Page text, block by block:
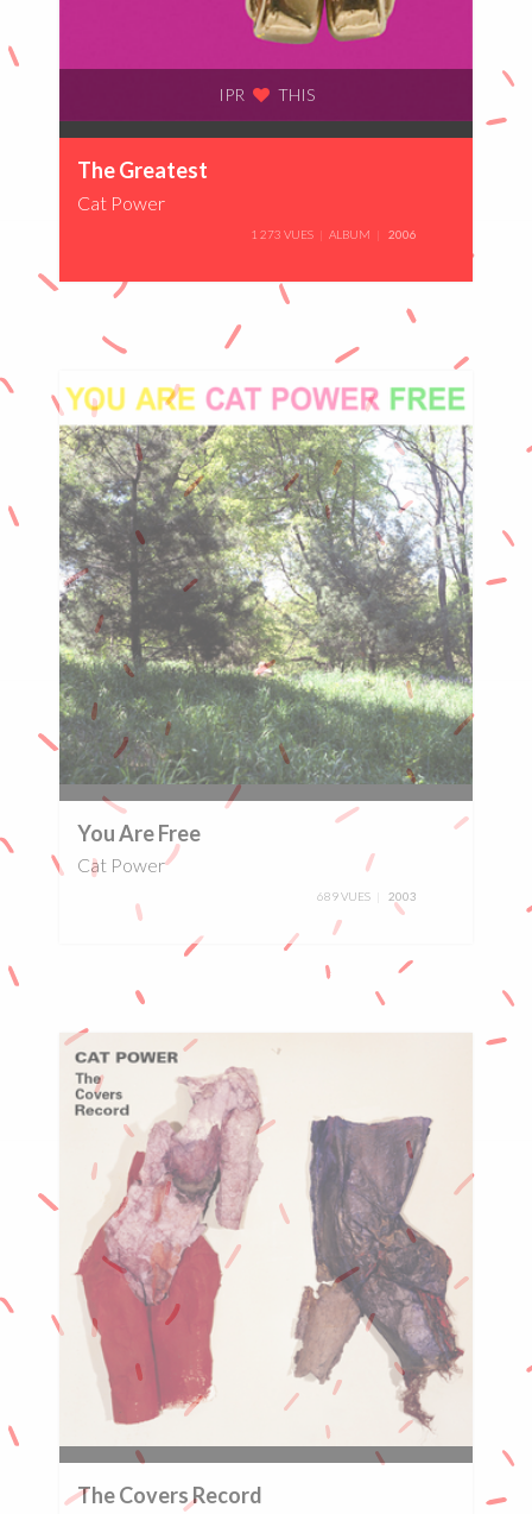
IPR THIS
The Greatest
Cat Power
1 273 VUES ALBUM 2006
You Are Free
Cat Power
689 VUES 2003
The Covers Record